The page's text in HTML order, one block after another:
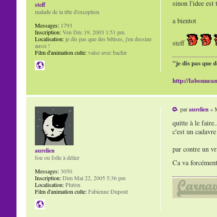
sinon l'idee est
a bientot
steff
"je dis pas que
http://
steff
malade de la tête d'exception
Messages:1793
Inscription:Ven Déc 19, 2003 1:51 pm
Localisation:je dis pas que des bêtises, j'en dessine
aussi !
Film d'animation culte:valse avec bachir
paraurelien »
quitte à le
c'est un
par contre un
Ca va
aurelien
fou ou folle à délier
Messages:3050
Inscription:Dim Mai 22, 2005 5:36 pm
Localisation:Pluton
Film d'animation culte:Fabienne Dupont